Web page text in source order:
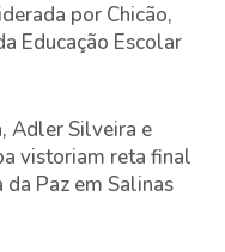
por Chicão,
Educação Escolar
Adler Silveira e
vistoriam reta final
da Paz em Salinas